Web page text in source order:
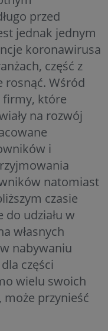
przed
jednak jednym
koronawirusa
część z
rosnąć. Wśród
firmy, które
na rozwój
i
natomiast
czasie
udziału w
własnych
nabywaniu
części
wielu swoich
przynieść